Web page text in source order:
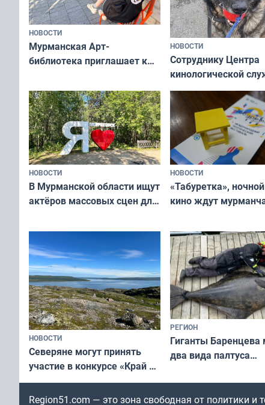
НОВОСТИ
Мурманская Арт-
библиотека приглашает к
и фотографов
НОВОСТИ
Сотруднику Центра
кинологической
ищут новый дом
НОВОСТИ
В Мурманской области ищут
актёров массовых сцен для
короткометражном фильме
НОВОСТИ
«Табуретка»,
кино ждут
НОВОСТИ
Северяне могут принять
участие в конкурсе «Край у
северной границы: фотогид
по Печенгскому округу»
РЕГИОН
Гиганты Баренцева
два вида палтуса
Region51.com — это зона свободная от политики